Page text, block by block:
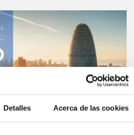
Detalles Acerca de las cookies